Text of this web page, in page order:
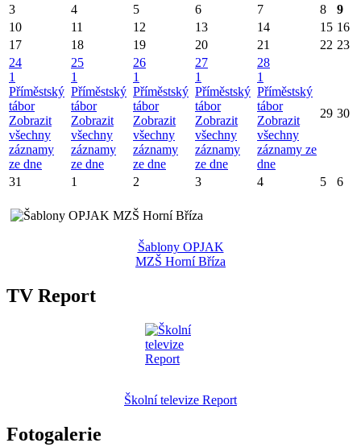
3
4 5 6 7 8
9
10
11 12 13 14 15 16
17
18 19 20 21 22 23
24
1
Příměstský
tábor
Zobrazit
všechny
záznamy
ze dne
25
1
Příměstský
tábor
Zobrazit
všechny
záznamy
ze dne
26
1
Příměstský
tábor
Zobrazit
všechny
záznamy
ze dne
27
1
Příměstský
tábor
Zobrazit
všechny
záznamy
ze dne
28
1
Příměstský
tábor
Zobrazit
všechny
záznamy ze
dne
29 30
31 1 2 3 4 5 6
Šablony OPJAK
MZŠ Horní Bříza
TV Report
Školní televize Report
Fotogalerie